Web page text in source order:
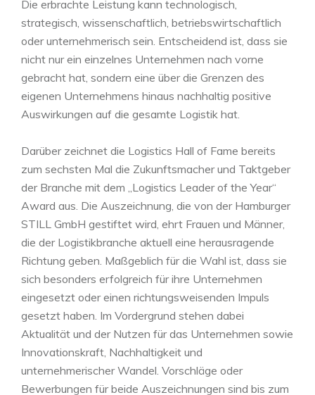
Die erbrachte Leistung kann technologisch,
strategisch, wissenschaftlich, betriebswirtschaftlich
oder unternehmerisch sein. Entscheidend ist, dass sie
nicht nur ein einzelnes Unternehmen nach vorne
gebracht hat, sondern eine über die Grenzen des
eigenen Unternehmens hinaus nachhaltig positive
Auswirkungen auf die gesamte Logistik hat.
Darüber zeichnet die Logistics Hall of Fame bereits
zum sechsten Mal die Zukunftsmacher und Taktgeber
der Branche mit dem „Logistics Leader of the Year“
Award aus. Die Auszeichnung, die von der Hamburger
STILL GmbH gestiftet wird, ehrt Frauen und Männer,
die der Logistikbranche aktuell eine herausragende
Richtung geben. Maßgeblich für die Wahl ist, dass sie
sich besonders erfolgreich für ihre Unternehmen
eingesetzt oder einen richtungsweisenden Impuls
gesetzt haben. Im Vordergrund stehen dabei
Aktualität und der Nutzen für das Unternehmen sowie
Innovationskraft, Nachhaltigkeit und
unternehmerischer Wandel. Vorschläge oder
Bewerbungen für beide Auszeichnungen sind bis zum